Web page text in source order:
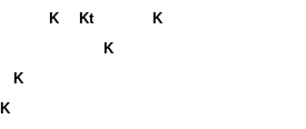
K Kt K
K
K
K